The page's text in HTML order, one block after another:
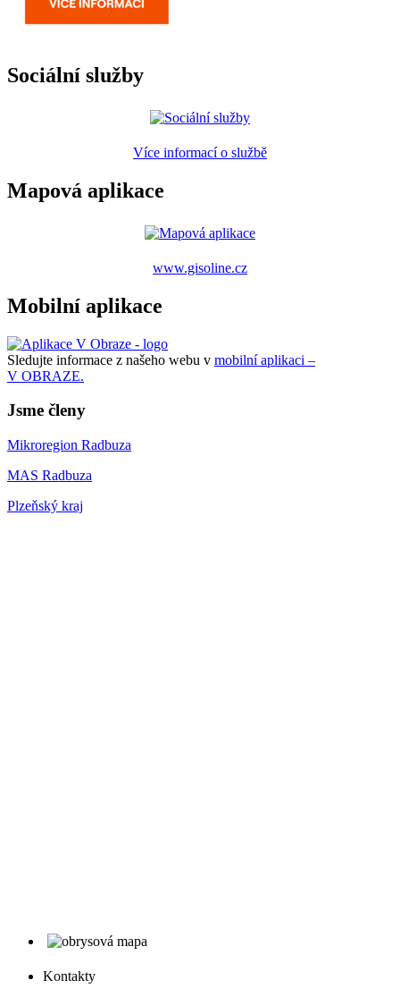
Sociální služby
Více informací o službě
Mapová aplikace
www.gisoline.cz
Mobilní aplikace
Sledujte informace z našeho webu v mobilní aplikaci –
V OBRAZE.
Jsme členy
Mikroregion Radbuza
MAS Radbuza
Plzeňský kraj
Kontakty